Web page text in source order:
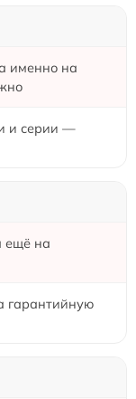
именно на
и серии —
ещё на
гарантийную